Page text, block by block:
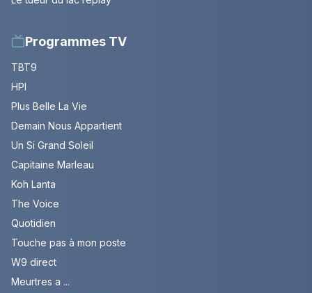
Programmes TV
TBT9
HPI
Plus Belle La Vie
Demain Nous Appartient
Un Si Grand Soleil
Capitaine Marleau
Koh Lanta
The Voice
Quotidien
Touche pas à mon poste
W9 direct
Meurtres a ...